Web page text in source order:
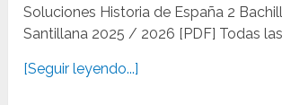
Soluciones Historia de España 2
Santillana 2025 / 2026 [PDF] Todas
[Seguir leyendo...]